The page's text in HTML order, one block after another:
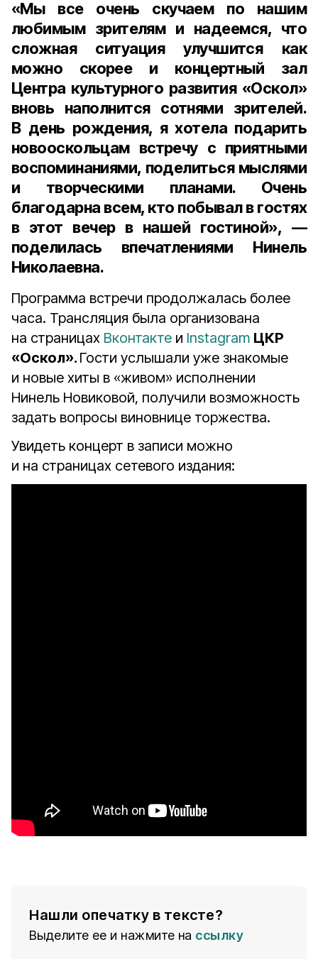
«Мы все очень скучаем по нашим
любимым зрителям и надеемся, что
сложная ситуация улучшится как
можно скорее и концертный зал
Центра культурного развития «Оскол»
вновь наполнится сотнями зрителей.
В день рождения, я хотела подарить
новооскольцам встречу с приятными
воспоминаниями, поделиться мыслями
и творческими планами. Очень
благодарна всем, кто побывал в гостях
в этот вечер в нашей гостиной», —
поделилась впечатлениями Нинель
Николаевна.
Программа встречи продолжалась более
часа. Трансляция была организована
на страницах Вконтакте и Instagram ЦКР
«Оскол». Гости услышали уже знакомые
и новые хиты в «живом» исполнении
Нинель Новиковой, получили возможность
задать вопросы виновнице торжества.
Увидеть концерт в записи можно
и на страницах сетевого издания:
Нашли опечатку в тексте?
Выделите ее и нажмите на ссылку